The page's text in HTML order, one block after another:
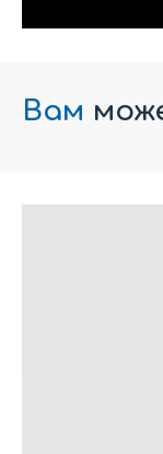
Вам